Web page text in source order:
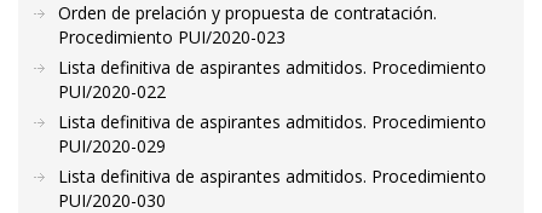
Orden de prelación y propuesta de contratación.
Procedimiento PUI/2020-023
Lista definitiva de aspirantes admitidos. Procedimiento
PUI/2020-022
Lista definitiva de aspirantes admitidos. Procedimiento
PUI/2020-029
Lista definitiva de aspirantes admitidos. Procedimiento
PUI/2020-030